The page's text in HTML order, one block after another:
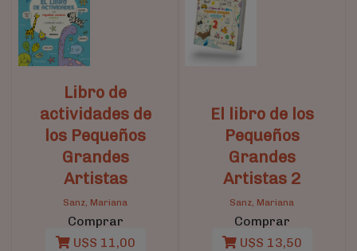
Libro de
actividades de
los Pequeños
Grandes
Artistas
Sanz, Mariana
Comprar
U$S 11,00
El libro de los
Pequeños
Grandes
Artistas 2
Sanz, Mariana
Comprar
U$S 13,50